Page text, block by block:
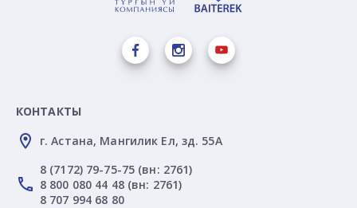
КОНТАКТЫ
г. Астана, Мангилик Ел, зд. 55А
8 (7172) 79-75-75 (вн: 2761)
8 800 080 44 48 (вн: 2761)
8 707 994 68 80